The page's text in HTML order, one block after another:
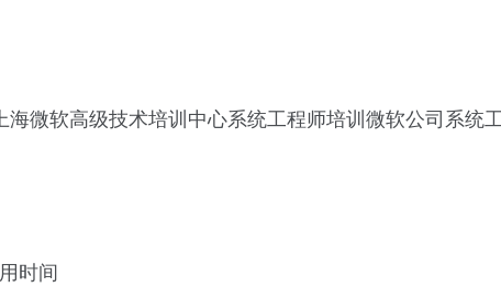
海微软高级技术培训中心系统工程师培训微软公司系统
时间